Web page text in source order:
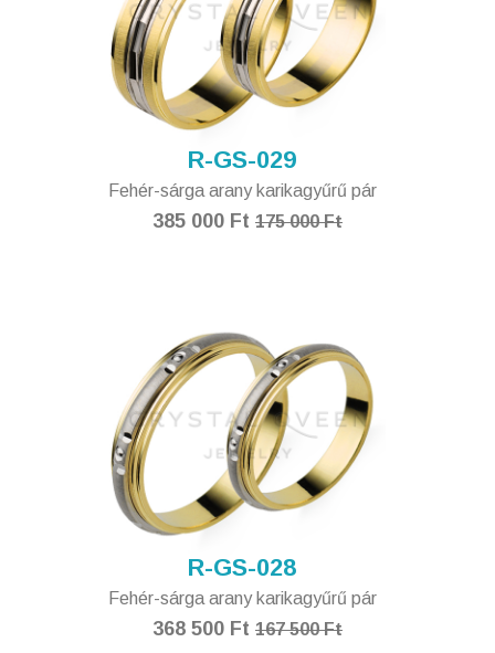
R-GS-029
Fehér-sárga arany karikagyűrű pár
385 000 Ft 175 000 Ft
R-GS-028
Fehér-sárga arany karikagyűrű pár
368 500 Ft 167 500 Ft